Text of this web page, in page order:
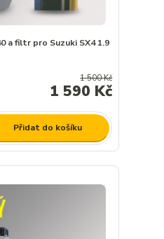
a filtr pro Suzuki SX4 1.9
1 500 Kč
1 590 Kč
Přidat do košíku